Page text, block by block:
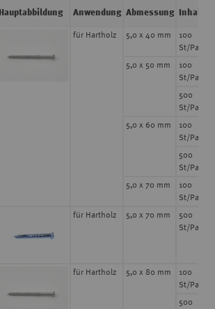
für Hartholz 5,0 x 40 mm
100
St/Pack
5,0 x 50 mm
100
St/Pack
500
St/Pack
5,0 x 60 mm
100
St/Pack
500
St/Pack
5,0 x 70 mm
100
St/Pack
für Hartholz 5,0 x 70 mm
500
St/Pack
für Hartholz 5,0 x 80 mm
100
St/Pack
500
Hauptabbildung Anwendung Abmessung Inhalt